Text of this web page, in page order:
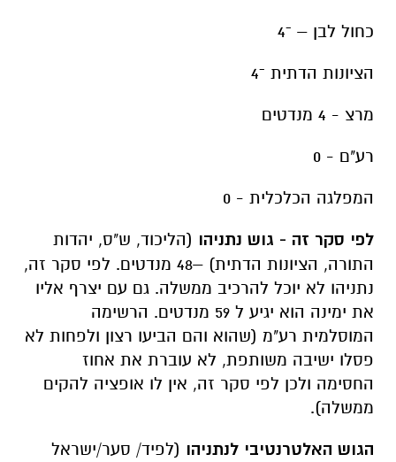
כחול לבן – ־4
הציונות הדתית ־4
מרצ - 4 מנדטים
רע"ם - 0
המפלגה הכלכלית - 0
לפי סקר זה - גוש נתניהו (הליכוד, ש"ס, יהדות
התורה, הציונות הדתית) –48 מנדטים. לפי סקר זה,
נתניהו לא יוכל להרכיב ממשלה. גם עם יצרף אליו
את ימינה הוא יגיע ל 59 מנדטים. הרשימה
המוסלמית רע"מ (שהוא והם הביעו רצון ולפחות לא
פסלו ישיבה משותפת, לא עוברת את אחוז
החסימה ולכן לפי סקר זה, אין לו אופציה להקים
ממשלה).
הגוש האלטרנטיבי לנתניהו (לפיד/ סער/ישראל